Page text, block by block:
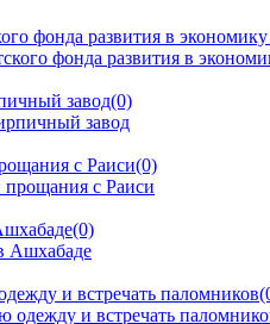
фонда развития в
завод(0)
с Раиси(0)
(0)
и встречать паломников